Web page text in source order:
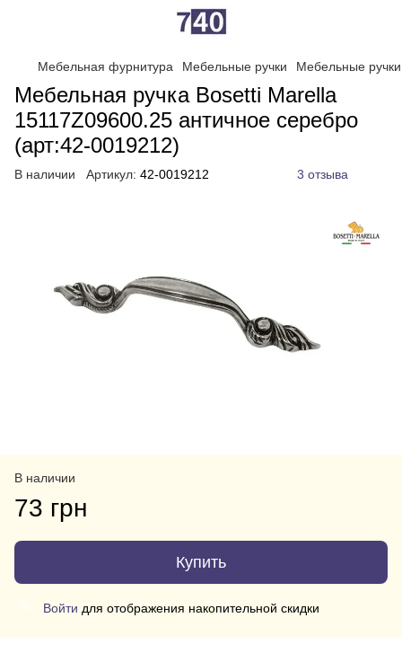
Мебельная фурнитура Мебельные ручки Мебельные
Мебельная ручка Bosetti Marella
15117Z09600.25 античное серебро
(арт:42-0019212)
В наличии Артикул: 42-0019212 3 отзыва
В наличии
73 грн
Купить
Войти для отображения накопительной скидки